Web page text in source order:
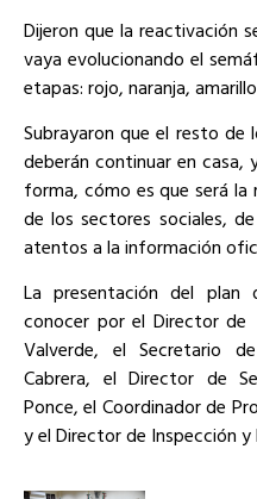
Dijeron que la reactivación
vaya evolucionando el
etapas: rojo, naranja,
Subrayaron que el resto de
deberán continuar en
forma, cómo es que será
de los sectores sociales,
atentos a la información
La presentación del plan
conocer por el Director de
Valverde, el Secretario
Cabrera, el Director de
Ponce, el Coordinador de
y el Director de Inspección